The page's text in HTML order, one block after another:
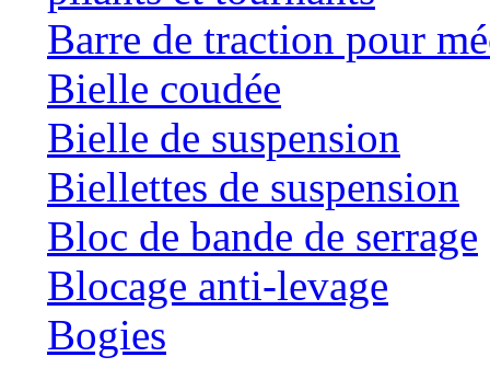
Barre de traction pour
Bielle coudée
Bielle de suspension
Biellettes de suspension
Bloc de bande de serrage
Blocage anti-levage
Bogies